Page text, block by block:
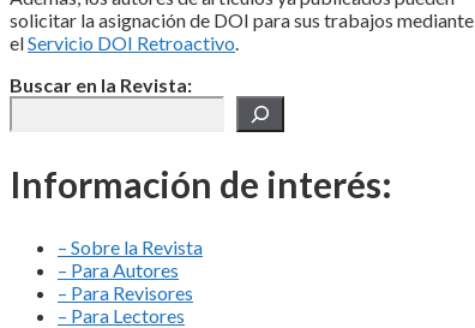
solicitar la asignación de DOI para sus trabajos mediante
elServicio DOI Retroactivo.
Buscar en la Revista:
Información de interés:
– Sobre la Revista
– Para Autores
– Para Revisores
– Para Lectores